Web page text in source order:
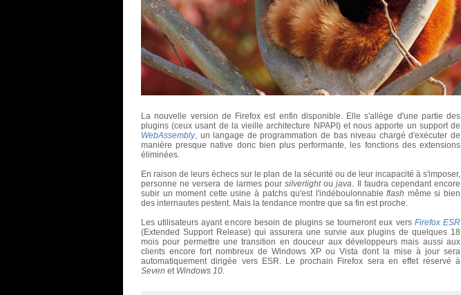
La nouvelle version de Firefox est enfin disponible. Elle s'allège d'une partie des
plugins (ceux usant de la vieille architecture NPAPI) et nous apporte un support de
WebAssembly, un langage de programmation de bas niveau chargé d'exécuter de
manière presque native donc bien plus performante, les fonctions des extensions
éliminées.
En raison de leurs échecs sur le plan de la sécurité ou de leur incapacité à s'imposer,
personne ne versera de larmes pour silverlightoujava . Il faudra cependant encore
subir un moment cette usine à patchs qu'est l'indéboulonnableflash même si bien
des internautes pestent. Mais la tendance montre que sa fin est proche.
Les utilisateurs ayant encore besoin de plugins se tourneront eux vers Firefox ESR
(Extended Support Release) qui assurera une survie aux plugins de quelques 18
mois pour permettre une transition en douceur aux développeurs mais aussi aux
clients encore fort nombreux de Windows XP ou Vista dont la mise à jour sera
automatiquement dirigée vers ESR. Le prochain Firefox sera en effet réservé à
Seven et Windows 10